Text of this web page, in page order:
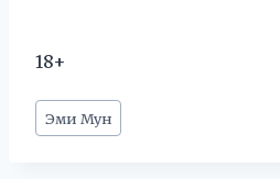
18+
Метки
записи:
Эми Мун